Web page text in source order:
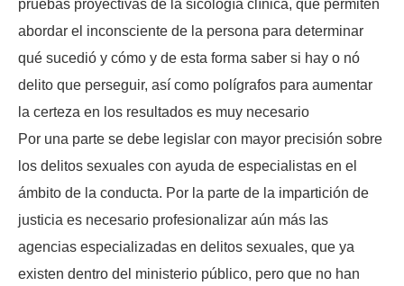
pruebas proyectivas de la sicología clínica, que permiten
abordar el inconsciente de la persona para determinar
qué sucedió y cómo y de esta forma saber si hay o nó
delito que perseguir, así como polígrafos para aumentar
la certeza en los resultados es muy necesario
Por una parte se debe legislar con mayor precisión sobre
los delitos sexuales con ayuda de especialistas en el
ámbito de la conducta. Por la parte de la impartición de
justicia es necesario profesionalizar aún más las
agencias especializadas en delitos sexuales, que ya
existen dentro del ministerio público, pero que no han